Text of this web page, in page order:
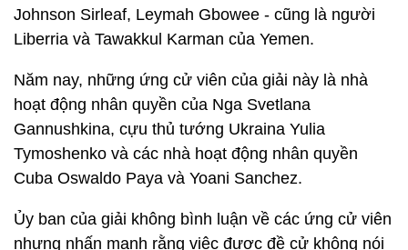
Johnson Sirleaf, Leymah Gbowee - cũng là người
Liberria và Tawakkul Karman của Yemen.
Năm nay, những ứng cử viên của giải này là nhà
hoạt động nhân quyền của Nga Svetlana
Gannushkina, cựu thủ tướng Ukraina Yulia
Tymoshenko và các nhà hoạt động nhân quyền
Cuba Oswaldo Paya và Yoani Sanchez.
Ủy ban của giải không bình luận về các ứng cử viên
nhưng nhấn mạnh rằng việc được đề cử không nói